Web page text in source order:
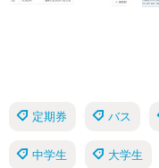
定期券 バス
中学生 大学生